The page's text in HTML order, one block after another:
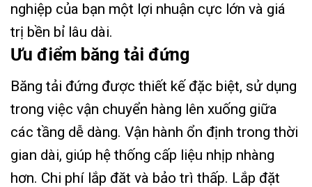
nghiệp của bạn một lợi nhuận cực lớn và giá
trị bền bỉ lâu dài.
Ưu điểm băng tải đứng
Băng tải đứng được thiết kế đặc biệt, sử dụng
trong việc vận chuyển hàng lên xuống giữa
các tầng dễ dàng. Vận hành ổn định trong thời
gian dài, giúp hệ thống cấp liệu nhịp nhàng
hơn. Chi phí lắp đăt và bảo trì thấp. Lắp đặt